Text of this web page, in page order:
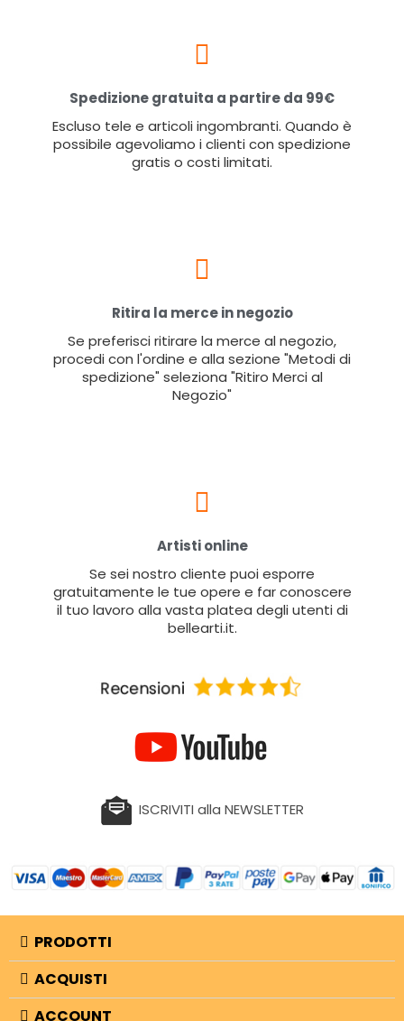
Spedizione gratuita a partire da 99€
Escluso tele e articoli ingombranti. Quando è
possibile agevoliamo i clienti con spedizione
gratis o costi limitati.
Ritira la merce in negozio
Se preferisci ritirare la merce al negozio,
procedi con l'ordine e alla sezione "Metodi di
spedizione" seleziona "Ritiro Merci al
Negozio"
Artisti online
Se sei nostro cliente puoi esporre
gratuitamente le tue opere e far conoscere
il tuo lavoro alla vasta platea degli utenti di
bellearti.it.
ISCRIVITI alla NEWSLETTER
PRODOTTI
ACQUISTI
ACCOUNT